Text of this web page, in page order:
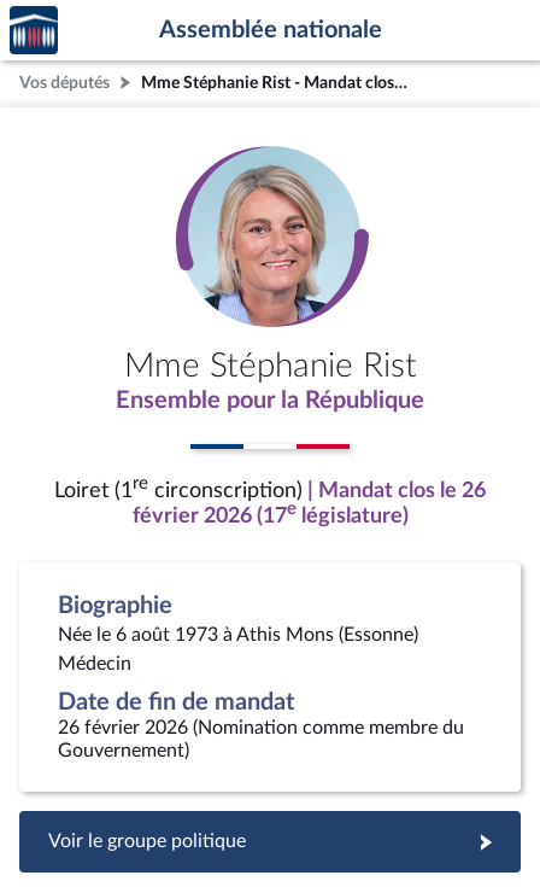
Aller au contenu
Aller en bas de la page
Accèder
à la
page
d'accueil
Assemblée nationale
Vos députés Mme Stéphanie Rist - Mandat clos - Loiret (1re circonscription)
Mme Stéphanie Rist
Ensemble pour la République
Loiret (1re circonscription)
| Mandat clos le 26
février 2026 (17elégislature)
Biographie
Née le 6 août 1973 à Athis Mons (Essonne)
Médecin
Date de fin de mandat
26 février 2026 (Nomination comme membre du
Gouvernement)
Voir le groupe politique